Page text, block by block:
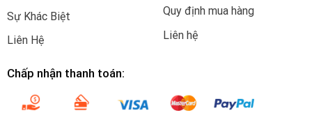
Sự Khác Biệt
Liên Hệ
Quy định mua hàng
Liên hệ
Chấp nhận thanh toán: